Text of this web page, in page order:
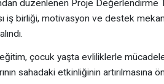
düzenlenen Proje Değerlendirme
iş birliği, motivasyon ve destek
eğitim, çocuk yaşta evliliklerle
sahadaki etkinliğinin artırılmasına